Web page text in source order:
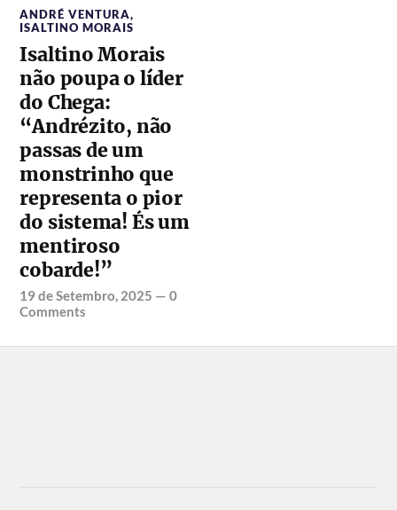
ANDRÉ VENTURA,
ISALTINO MORAIS
Isaltino Morais
não poupa o líder
do Chega:
“Andrézito, não
passas de um
monstrinho que
representa o pior
do sistema! És um
mentiroso
cobarde!”
19 de Setembro, 2025 —0
Comments